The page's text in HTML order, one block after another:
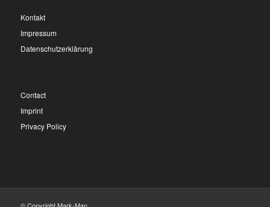
Kontakt
Impressum
Datenschutzerklärung
Contact
Imprint
Privacy Policy